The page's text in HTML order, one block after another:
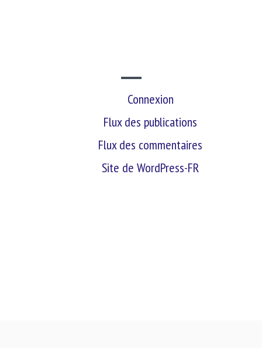
Connexion
Flux des publications
Flux des commentaires
Site de WordPress-FR